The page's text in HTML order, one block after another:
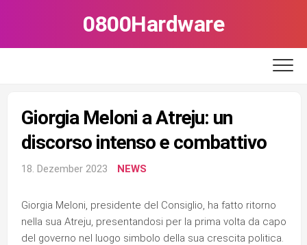
0800Hardware
Giorgia Meloni a Atreju: un
discorso intenso e combattivo
18. Dezember 2023 NEWS
Giorgia Meloni, presidente del Consiglio, ha fatto ritorno
nella sua Atreju, presentandosi per la prima volta da capo
del governo nel luogo simbolo della sua crescita politica.